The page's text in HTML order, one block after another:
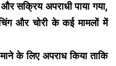
सक्रिय अपराधी पाया गया,
और चोरी के कई मामलों में
के लिए अपराध किया ताकि